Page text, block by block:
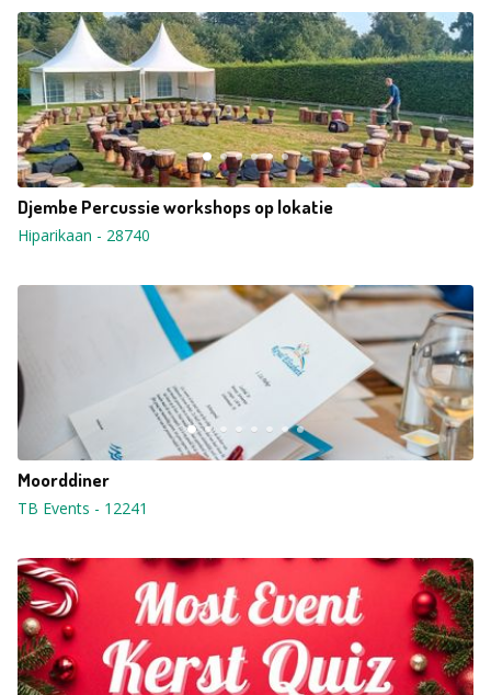
Djembe Percussie workshops op lokatie
Hiparikaan - 28740
Moorddiner
TB Events - 12241